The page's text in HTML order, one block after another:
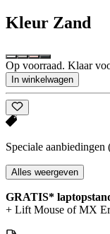
Kleur Zand
Op voorraad. Klaar
In winkelwagen
Speciale aanbiedingen
Alles weergeven
GRATIS*
+ Lift Mouse of MX